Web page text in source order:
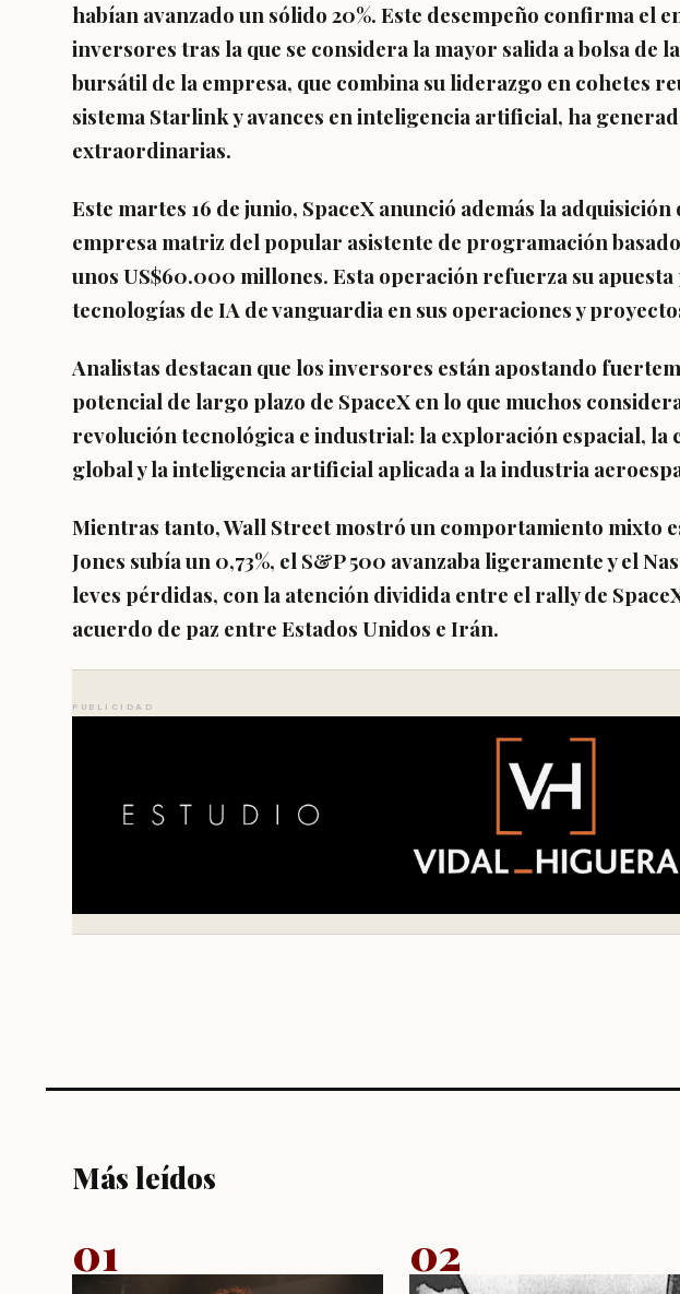
habían avanzado un sólido 20%. Este desempeño confirma el
inversores tras la que se considera la mayor salida a bolsa de
bursátil de la empresa, que combina su liderazgo en cohetes
sistema Starlink y avances en inteligencia artificial, ha
extraordinarias.
Este martes 16 de junio, SpaceX anunció además la
empresa matriz del popular asistente de programación
unos US$60.000 millones. Esta operación refuerza su
tecnologías de IA de vanguardia en sus operaciones y
Analistas destacan que los inversores están apostando
potencial de largo plazo de SpaceX en lo que muchos
revolución tecnológica e industrial: la exploración espacial, la
global y la inteligencia artificial aplicada a la industria
Mientras tanto, Wall Street mostró un comportamiento mixto
Jones subía un 0,73%, el S&P 500 avanzaba ligeramente y el
leves pérdidas, con la atención dividida entre el rally de
acuerdo de paz entre Estados Unidos e Irán.
PUBLICIDAD
Más leídos
01 02